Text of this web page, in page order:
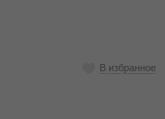
В избранное